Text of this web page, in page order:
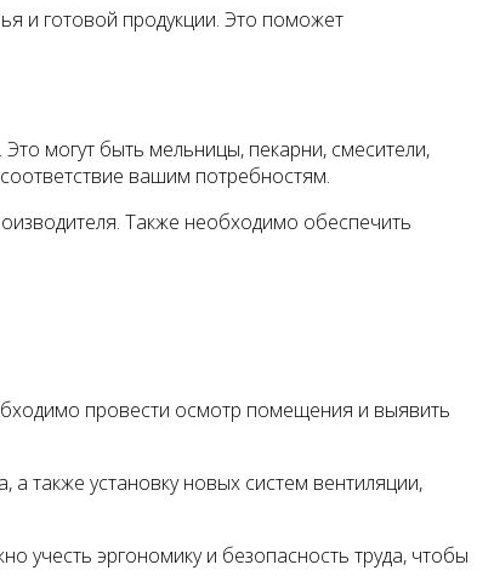
и готовой продукции. Это поможет
могут быть мельницы, пекарни, смесители,
вашим потребностям.
Также необходимо обеспечить
провести осмотр помещения и выявить
также установку новых систем вентиляции,
эргономику и безопасность труда, чтобы